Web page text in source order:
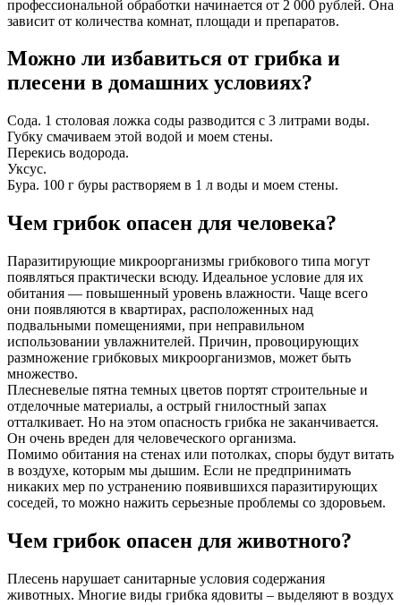
профессиональной обработки начинается от 2 000 рублей. Она
зависит от количества комнат, площади и препаратов.
Можно ли избавиться от грибка и
плесени в домашних условиях?
Сода. 1 столовая ложка соды разводится с 3 литрами воды.
Губку смачиваем этой водой и моем стены.
Перекись водорода.
Уксус.
Бура. 100 г буры растворяем в 1 л воды и моем стены.
Чем грибок опасен для человека?
Паразитирующие микроорганизмы грибкового типа могут
появляться практически всюду. Идеальное условие для их
обитания — повышенный уровень влажности. Чаще всего
они появляются в квартирах, расположенных над
подвальными помещениями, при неправильном
использовании увлажнителей. Причин, провоцирующих
размножение грибковых микроорганизмов, может быть
множество.
Плесневелые пятна темных цветов портят строительные и
отделочные материалы, а острый гнилостный запах
отталкивает. Но на этом опасность грибка не заканчивается.
Он очень вреден для человеческого организма.
Помимо обитания на стенах или потолках, споры будут витать
в воздухе, которым мы дышим. Если не предпринимать
никаких мер по устранению появившихся паразитирующих
соседей, то можно нажить серьезные проблемы со здоровьем.
Чем грибок опасен для животного?
Плесень нарушает санитарные условия содержания
животных. Многие виды грибка ядовиты – выделяют в воздух